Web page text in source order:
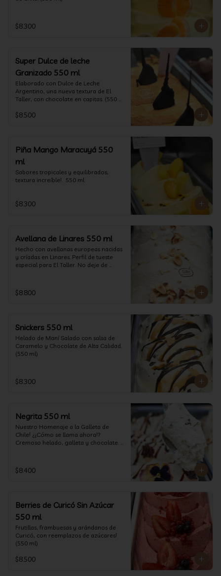
$8.300
Super Dulce de leche
Granizado 550 ml
Elaborado con Dulce de Leche
Argentino, una nueva textura de El
Taller, con chocolate en capitas. (550
$8.500
Piña Mango Maracuyá 550
ml
Sabores tropicales y equilibrados,
textura increíble!.  550 ml
$8.300
Avellana de Linares 550 ml
Hecho con avellanas europeas nacidas
y críadas en Linares. Perfil de tueste
especial para El Taller. No deje de
$8.800
Snickers 550 ml
Helado de Maní Salado con salsa de
Caramelo y Chocolate de Alta Calidad.
(550 ml)
$8.300
Negrita 550 ml
Nuestro Homenaje a la Galleta de
Chile! ¿¡Cómo se llama ahora!?
Cremoso helado, galleta y chocolate.
$8.400
Berries de Curicó Sin Azúcar
550 ml
Frutillas, frambuesas y arándanos de
Curicó, con reemplazos de azúcares!
(550 ml)
$8.500